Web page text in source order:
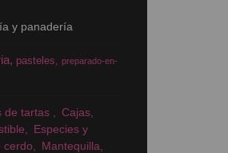
y panadería
pasteles
preparado-en-
de tartas
Cajas
Especies y
cerdo
Mantequilla